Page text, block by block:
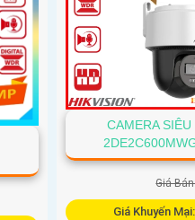
CAMERA
Giá
Giá Khuyến